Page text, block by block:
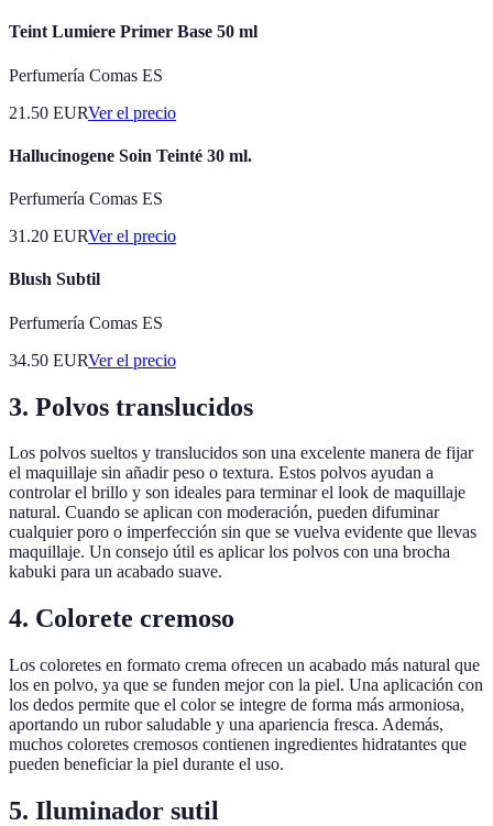
Teint Lumiere Primer Base 50 ml
Perfumería Comas ES
21.50 EURVer el precio
Hallucinogene Soin Teinté 30 ml.
Perfumería Comas ES
31.20 EURVer el precio
Blush Subtil
Perfumería Comas ES
34.50 EURVer el precio
3. Polvos translucidos
Los polvos sueltos y translucidos son una excelente manera de fijar
el maquillaje sin añadir peso o textura. Estos polvos ayudan a
controlar el brillo y son ideales para terminar el look de maquillaje
natural. Cuando se aplican con moderación, pueden difuminar
cualquier poro o imperfección sin que se vuelva evidente que llevas
maquillaje. Un consejo útil es aplicar los polvos con una brocha
kabuki para un acabado suave.
4. Colorete cremoso
Los coloretes en formato crema ofrecen un acabado más natural que
los en polvo, ya que se funden mejor con la piel. Una aplicación con
los dedos permite que el color se integre de forma más armoniosa,
aportando un rubor saludable y una apariencia fresca. Además,
muchos coloretes cremosos contienen ingredientes hidratantes que
pueden beneficiar la piel durante el uso.
5. Iluminador sutil